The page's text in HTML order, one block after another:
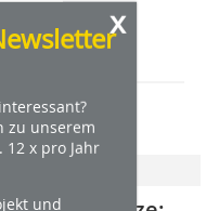
x
zu unserem
12 x pro Jahr
und